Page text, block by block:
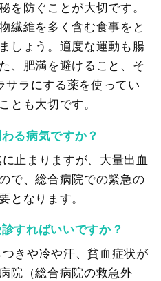
を防ぐことが大切です。
繊維を多く含む食事をと
しょう。適度な運動も腸
、肥満を避けること、そ
サラにする薬を使ってい
とも大切です。
る病気ですか？
止まりますが、大量出血
で、総合病院での緊急の
となります。
すればいいですか？
きや冷や汗、貧血症状が
院（総合病院の救急外